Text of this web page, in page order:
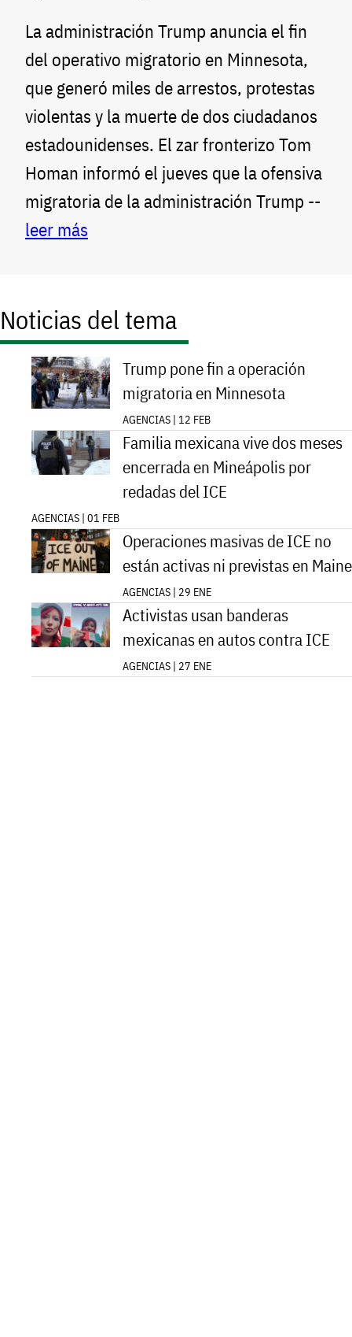
La administración Trump anuncia el fin
del operativo migratorio en Minnesota,
que generó miles de arrestos, protestas
violentas y la muerte de dos ciudadanos
estadounidenses. El zar fronterizo Tom
Homan informó el jueves que la ofensiva
migratoria de la administración Trump --
leer más
Noticias del tema
Trump pone fin a operación
migratoria en Minnesota
AGENCIAS | 12 FEB
Familia mexicana vive dos meses
encerrada en Mineápolis por
redadas del ICE
AGENCIAS | 01 FEB
Operaciones masivas de ICE no
están activas ni previstas en Maine
AGENCIAS | 29 ENE
Activistas usan banderas
mexicanas en autos contra ICE
AGENCIAS | 27 ENE